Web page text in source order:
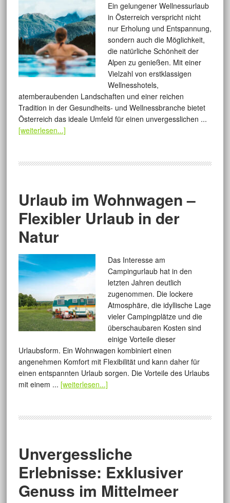
Ein gelungener Wellnessurlaub
in Österreich verspricht nicht
nur Erholung und Entspannung,
sondern auch die Möglichkeit,
die natürliche Schönheit der
Alpen zu genießen. Mit einer
Vielzahl von erstklassigen
Wellnesshotels,
atemberaubenden Landschaften und einer reichen
Tradition in der Gesundheits- und Wellnessbranche bietet
Österreich das ideale Umfeld für einen unvergesslichen ...
[weiterlesen...]
Urlaub im Wohnwagen –
Flexibler Urlaub in der
Natur
Das Interesse am
Campingurlaub hat in den
letzten Jahren deutlich
zugenommen. Die lockere
Atmosphäre, die idyllische Lage
vieler Campingplätze und die
überschaubaren Kosten sind
einige Vorteile dieser
Urlaubsform. Ein Wohnwagen kombiniert einen
angenehmen Komfort mit Flexibilität und kann daher für
einen entspannten Urlaub sorgen. Die Vorteile des Urlaubs
mit einem ... [weiterlesen...]
Unvergessliche
Erlebnisse: Exklusiver
Genuss im Mittelmeer